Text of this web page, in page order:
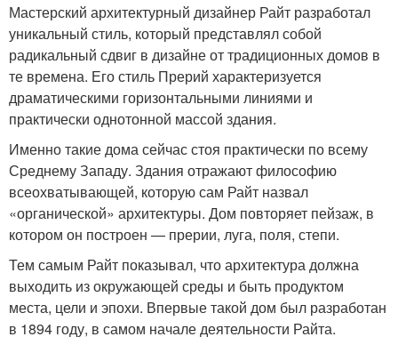
Мастерский архитектурный дизайнер Райт разработал
уникальный стиль, который представлял собой
радикальный сдвиг в дизайне от традиционных домов в
те времена. Его стиль Прерий характеризуется
драматическими горизонтальными линиями и
практически однотонной массой здания.
Именно такие дома сейчас стоя практически по всему
Среднему Западу. Здания отражают философию
всеохватывающей, которую сам Райт назвал
«органической» архитектуры. Дом повторяет пейзаж, в
котором он построен — прерии, луга, поля, степи.
Тем самым Райт показывал, что архитектура должна
выходить из окружающей среды и быть продуктом
места, цели и эпохи. Впервые такой дом был разработан
в 1894 году, в самом начале деятельности Райта.